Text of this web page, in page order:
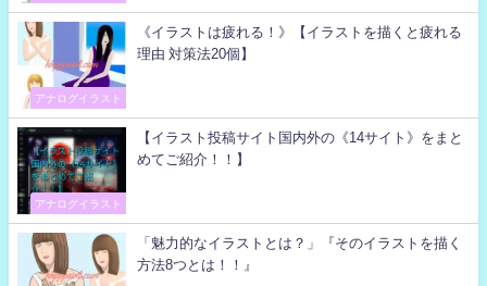
アナログイラスト
《イラストは疲れる！》【イラストを描くと疲れる
理由 対策法20個】
アナログイラスト
【イラスト投稿サイト国内外の《14サイト》をまと
めてご紹介！！】
「魅力的なイラストとは？」『そのイラストを描く
方法8つとは！！』